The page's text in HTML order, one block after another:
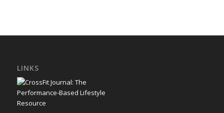
LINKS